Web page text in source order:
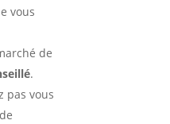
vous
de
.
pas vous